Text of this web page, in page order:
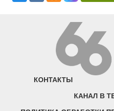
КОНТАКТЫ
КАНАЛ В